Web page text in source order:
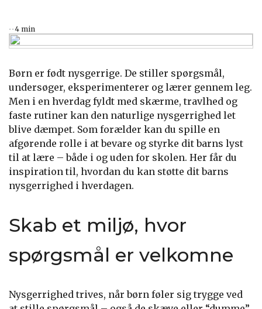
4 min
Børn er født nysgerrige. De stiller spørgsmål,
undersøger, eksperimenterer og lærer gennem leg.
Men i en hverdag fyldt med skærme, travlhed og
faste rutiner kan den naturlige nysgerrighed let
blive dæmpet. Som forælder kan du spille en
afgørende rolle i at bevare og styrke dit barns lyst
til at lære – både i og uden for skolen. Her får du
inspiration til, hvordan du kan støtte dit barns
nysgerrighed i hverdagen.
Skab et miljø, hvor
spørgsmål er velkomne
Nysgerrighed trives, når børn føler sig trygge ved